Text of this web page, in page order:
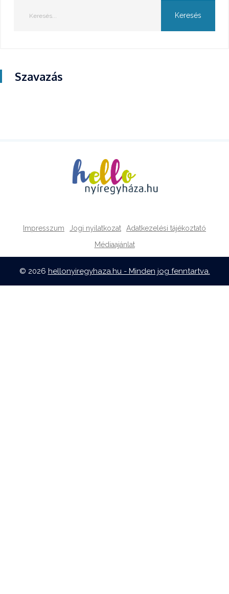
Szavazás
Impresszum Jogi nyilatkozat
Adatkezelési tájékoztató
Médiaajánlat
© 2026 hellonyiregyhaza.hu - Minden jog fenntartva.